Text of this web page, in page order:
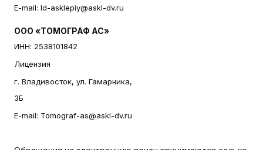
E-mail: ld-asklepiy@askl-dv.ru
ООО «ТОМОГРАФ АС»
ИНН: 2538101842
Лицензия
г. Владивосток, ул. Гамарника,
3Б
E-mail: Tomograf-as@askl-dv.ru